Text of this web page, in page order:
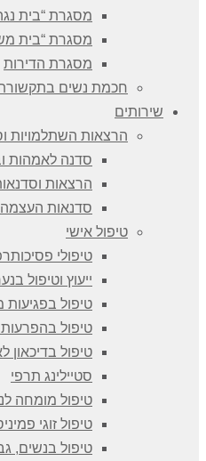
מסגרת “בית
מסגרת “בית
מסגרת הדירות
חכמת נשים
שירותים
הרצאות השתלמויות
סדנה לאמהות
הרצאות
סדנאות העצמה
טיפול אישי
טיפולי
ייעוץ וטיפול
טיפול בפגיעות
טיפול
טיפול בדיכאון
סטיילינג תרפי
טיפול מומחה
טיפול זוגי
טיפול בנשים,